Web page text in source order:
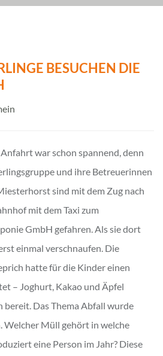
BESUCHEN DIE
war schon spannend, denn
und ihre Betreuerinnen
sind mit dem Zug nach
mit dem Taxi zum
GmbH gefahren. Als sie dort
einmal verschnaufen. Die
hatte für die Kinder einen
– Joghurt, Kakao und Äpfel
bereit. Das Thema Abfall wurde
Welcher Müll gehört in welche
eine Person im Jahr? Diese